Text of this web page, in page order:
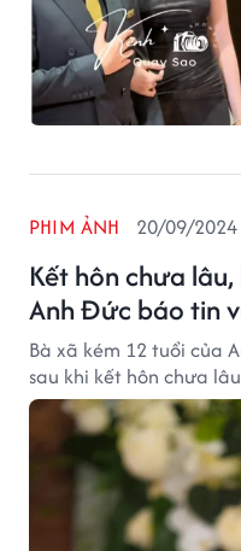
Kết hôn chưa
Anh Đức báo tin
PHIM ẢNH 20/09/
Bà xã kém 12 tuổi của
sau khi kết hôn chưa